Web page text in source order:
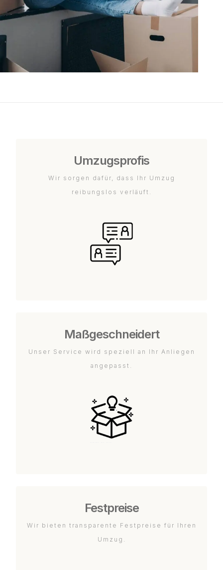
Umzugsprofis
Wir sorgen dafür, dass Ihr Umzug
reibungslos verläuft.
Maßgeschneidert
Unser Service wird speziell an Ihr Anliegen
angepasst.
Festpreise
Wir bieten transparente Festpreise für Ihren
Umzug.